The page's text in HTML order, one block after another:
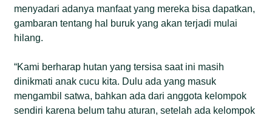
menyadari adanya manfaat yang mereka bisa dapatkan,
gambaran tentang hal buruk yang akan terjadi mulai
hilang.
“Kami berharap hutan yang tersisa saat ini masih
dinikmati anak cucu kita. Dulu ada yang masuk
mengambil satwa, bahkan ada dari anggota kelompok
sendiri karena belum tahu aturan, setelah ada kelompok